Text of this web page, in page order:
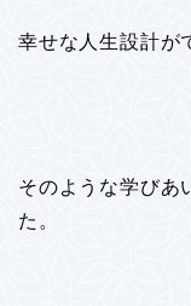
幸せな人生設計が
そのような学びあ
た。